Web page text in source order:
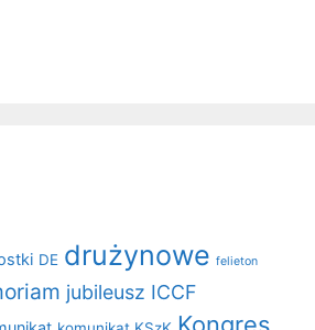
DE drużynowe felieton
jubileusz ICCF